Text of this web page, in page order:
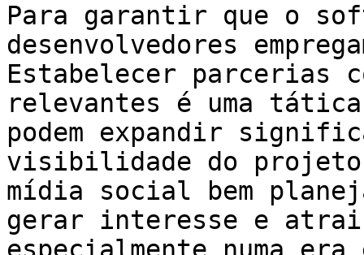
Para garantir que o
desenvolvedores
Estabelecer parcerias
relevantes é uma
podem expandir
visibilidade do projeto.
mídia social bem
gerar interesse e